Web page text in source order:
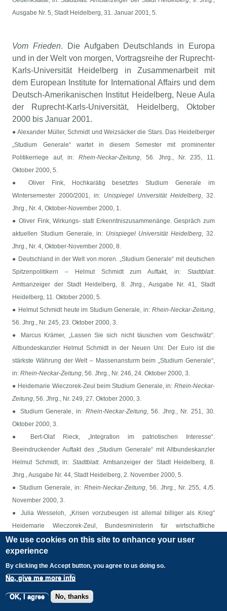
Ausgabe Nr. 5, Stadt Heidelberg, 31. Januar 2001, 5.
Vom Frieden. Die Aufgaben Deutschlands in Europa
und in der Welt von morgen, Vortragsreihe der Ruprecht-
Karls-Universität Heidelberg in Zusammenarbeit mit
dem European Institute for International Affairs und dem
Deutsch-Amerikanischen Institut Heidelberg, Neue Aula
der Ruprecht-Karls-Universität, Heidelberg, Oktober
2000 bis Januar 2001.
● Alexander Müller, Schmidt und Weizsäcker die Stars. Das Heidelberger
„Studium Generale“ wartet in diesem Semester mit prominenter
Politikerriege auf, in: Rhein-Neckar-Zeitung, 56. Jhrg., Nr. 235, 11.
Oktober 2000, 5.
● Oliver Fink, Hochkarätig besetztes Studium Generale im
Wintersemester 2000/2001, in: Unispiegel Universität Heidelberg, 32.
Jhrg., Nr. 4, Oktober-November 2000, 1.
● Oliver Fink, Wirkungs- statt Erkenntniszusammenänge. Gespräch zum
aktuellen Studium Generale, in: Unispiegel Universität Heidelberg, 32.
Jhrg., Nr. 4, Oktober-November 2000, 8.
● Deutschland in der Welt von moren. „Studium Generale“ mit deutschen
Spitzenpolitikern – Helmut Schmidt zum Auftakt, in: Stadtblatt.
Amtsanzeiger der Stadt Heidelberg, 8. Jhrg., Ausgabe Nr. 41, Stadt
Heidelberg, 11. Oktober 2000, 5.
● Helmut Schmidt heute im Studium Generale, in: Rhein-Neckar-Zeitung,
56. Jhrg., Nr. 245, 23. Oktober 2000, 3.
● Marcus Krämer, „Lassen Sie sich nicht täuschen vom Geschwätz“.
Altbundeskanzler Helmut Schmidt in der Neuen Uni: Der Euro ist die
stärkste Währung der Welt – Massenansturm beim „Studium Generale“,
in:Rhein-Neckar-Zeitung, 56. Jhrg., Nr. 246, 24. Oktober 2000, 3.
● Heidemarie Wieczorek-Zeul beim Studium Generale, in: Rhein-Neckar-
Zeitung, 56. Jhrg., Nr. 249, 27. Oktober 2000, 3.
● Studium Generale, in: Rhein-Neckar-Zeitung, 56. Jhrg., Nr. 251, 30.
Oktober 2000, 3.
● Bert-Olaf Rieck, „Integration im patriotischen Interesse“.
Beeindruckender Auftakt des „Studium Generale“ mit Altbundeskanzler
Helmut Schmidt, in: Stadtblatt. Amtsanzeiger der Stadt Heidelberg, 8.
Jhrg., Ausgabe Nr. 44, Stadt Heidelberg, 2. November 2000, 5.
● Studium Generale, in: Rhein-Neckar-Zeitung, 56. Jhrg., Nr. 255, 4./5.
November 2000, 3.
● Julia Wesseloh, „Krisen vorzubeugen ist allemal billiger als Krieg“
Heidemarie Wieczorek-Zeul, Bundesministerin für wirtschaftliche
Zusammenarbeit und Entwicklung, zu Gast beim „Studium Generale“, in:
Rhein-Neckar-Zeitung
● Studium Generale, in:Rhein-Neckar-Zeitung, 56. Jhrg., Nr. 262, 13.
November 2000, 8.
● Julia Wesseloh, Ziel ist die Union europäischer Staaten. Bayerischer
Staatsminister für Bundes- und Europaangelegenheiten Bocklet beim
We use cookies on this site to enhance your user
experience
By clicking the Accept button, you agree to us doing so.
No, give me more info
OK, I agree No, thanks